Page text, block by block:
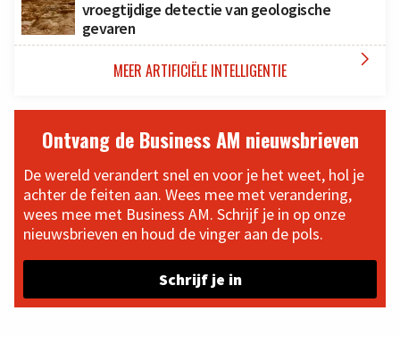
vroegtijdige detectie van geologische
gevaren
MEER ARTIFICIËLE INTELLIGENTIE 
Ontvang de Business AM nieuwsbrieven
De wereld verandert snel en voor je het weet, hol je
achter de feiten aan. Wees mee met verandering,
wees mee met Business AM. Schrijf je in op onze
nieuwsbrieven en houd de vinger aan de pols.
Schrijf je in